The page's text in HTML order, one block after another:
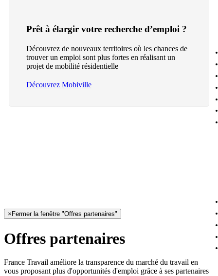
Prêt à élargir votre recherche d’emploi ?
Découvrez de nouveaux territoires où les chances de
trouver un emploi sont plus fortes en réalisant un
projet de mobilité résidentielle
Découvrez Mobiville
× Fermer la fenêtre "Offres partenaires"
Offres partenaires
France Travail améliore la transparence du marché du travail en
vous proposant plus d'opportunités d'emploi grâce à ses partenaires